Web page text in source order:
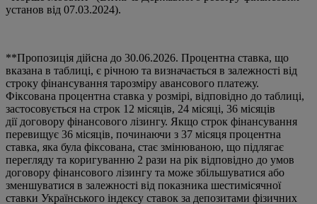
установ від 07.03.2024).
**Пропозиція дійсна до 30.06.2026. Процентна ставка, що
вказана в таблиці, є річною та визначається в залежності від
строку фінансування тарозміру авансового платежу.
Фіксована процентна ставка у розмірі, відповідно до таблиці,
застосовується на строк 12 місяців, 24 місяці, 36 місяців
дії договору фінансового лізингу. Якщо строк фінансування
перевищує 36 місяців, починаючи з 37 місяця процентна
ставка, яка була фіксована, стає змінюваною, що підлягає
перегляду та коригуванню 2 рази на рік відповідно до умов
договору фінансового лізингу та може збільшуватися або
зменшуватися в залежності від показника шестимісячної
ставки Українського індексу ставок за депозитами фізичних